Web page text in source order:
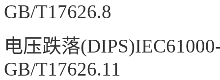
GB/T17626.8
电压跌落
GB/T17626.11